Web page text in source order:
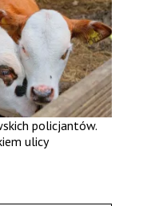
policjantów.
ulicy